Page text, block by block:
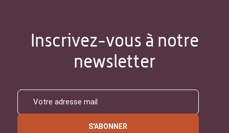
Inscrivez-vous à notre
newsletter
S'ABONNER